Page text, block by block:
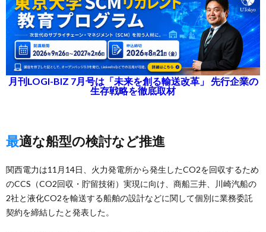
月刊LOGI-BIZ 7月号は「未来を創る輸送改革」 先行企業の
生存戦略を徹底取材
最適な船型の検討など推進
関西電力は11月14日、火力発電所から発生したCO2を回収するため
のCCS（CO2回収・貯留技術）実現に向け、商船三井、川崎汽船の
2社と液化CO2を輸送する船舶の設計などに関して個別に業務委託
契約を締結したと発表した。